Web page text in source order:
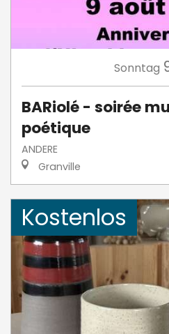
Sonntag
BARiolé - soirée
poétique
ANDERE
Granville
Kostenlos